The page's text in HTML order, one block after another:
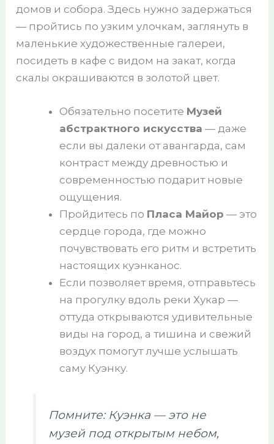
домов и собора. Здесь нужно задержаться
— пройтись по узким улочкам, заглянуть в
маленькие художественные галереи,
посидеть в кафе с видом на закат, когда
скалы окрашиваются в золотой цвет.
Обязательно посетите Музей
абстрактного искусства — даже
если вы далеки от авангарда, сам
контраст между древностью и
современностью подарит новые
ощущения.
Пройдитесь по Пласа Майор — это
сердце города, где можно
почувствовать его ритм и встретить
настоящих куэнканос.
Если позволяет время, отправьтесь
на прогулку вдоль реки Хукар —
оттуда открываются удивительные
виды на город, а тишина и свежий
воздух помогут лучше услышать
саму Куэнку.
Помните: Куэнка — это не
музей под открытым небом,